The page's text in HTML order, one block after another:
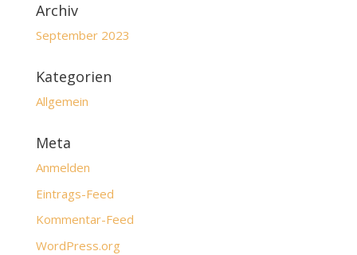
Archiv
September 2023
Kategorien
Allgemein
Meta
Anmelden
Eintrags-Feed
Kommentar-Feed
WordPress.org